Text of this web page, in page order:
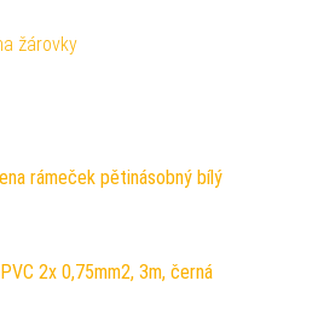
žárovky
rámeček pětinásobný bílý
2x 0,75mm2, 3m, černá